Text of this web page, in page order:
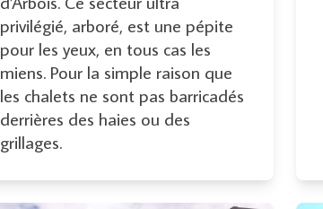
privilégié, arboré, est une pépite
pour les yeux, en tous cas les
miens. Pour la simple raison que
les chalets ne sont pas barricadés
derrières des haies ou des
grillages.